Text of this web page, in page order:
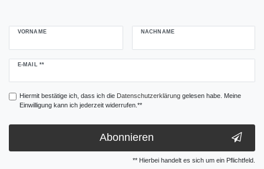
VORNAME NACHNAME
E-MAIL **
Newsletter
Hiermit bestätige ich, dass ich die Daten­schutz­erklärunggelesen habe. Meine
Einwilligung kann ich jederzeit widerrufen.**
Abonnieren
** Hierbei handelt es sich um ein Pflichtfeld.